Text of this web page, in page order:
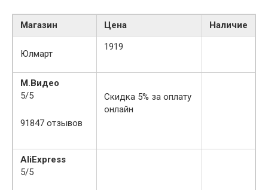
Магазин Цена Наличие
Юлмарт
1919
М.Видео
5/5
91847 отзывов
Скидка 5% за оплату
онлайн
AliExpress
5/5